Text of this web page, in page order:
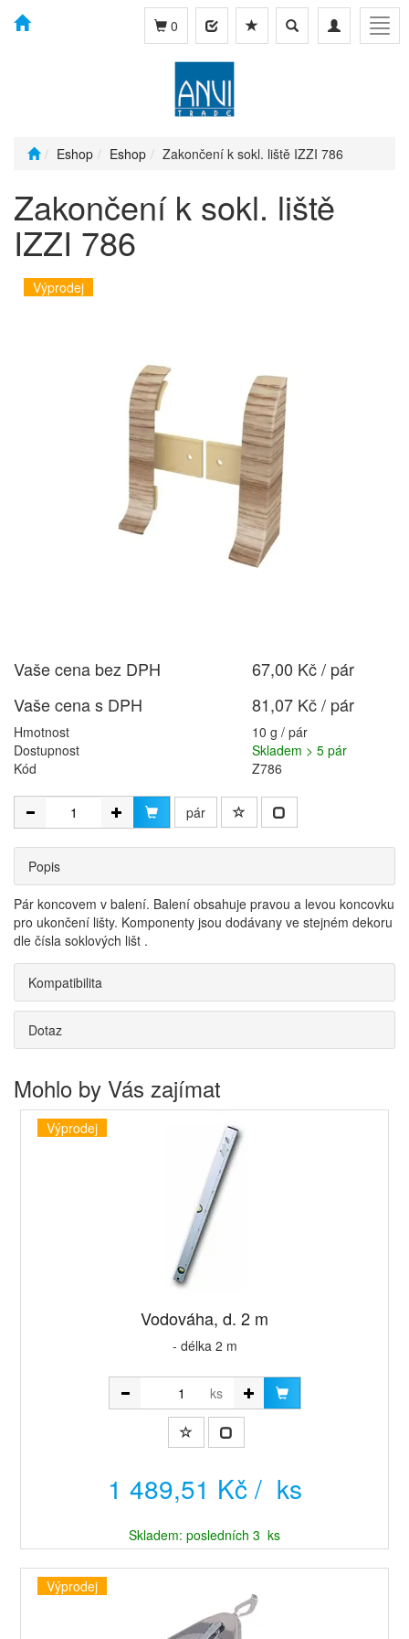
Toggle
navigation
Toggle
search
0
Eshop Eshop Zakončení k sokl. liště IZZI 786
Zakončení k sokl. liště
IZZI 786
Výprodej
Vaše cena bez DPH
67,00 Kč / pár
Vaše cena s DPH
81,07 Kč / pár
Hmotnost
10 g / pár
Dostupnost
Skladem > 5 pár
Kód
Z786
pár
Popis
Pár koncovem v balení. Balení obsahuje pravou a levou koncovku
pro ukončení lišty. Komponenty jsou dodávany ve stejném dekoru
dle čísla soklových lišt .
Kompatibilita
Dotaz
Mohlo by Vás zajímat
Výprodej
Vodováha, d. 2 m
- délka 2 m
ks
1 489,51 Kč / ks
Skladem: posledních 3 ks
Výprodej